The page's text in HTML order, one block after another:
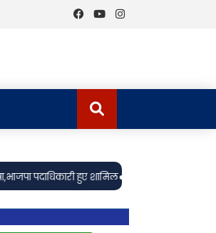
शुकुलबाजार: साप्ताहिक बाजार मे खडी बाइक चोरी,